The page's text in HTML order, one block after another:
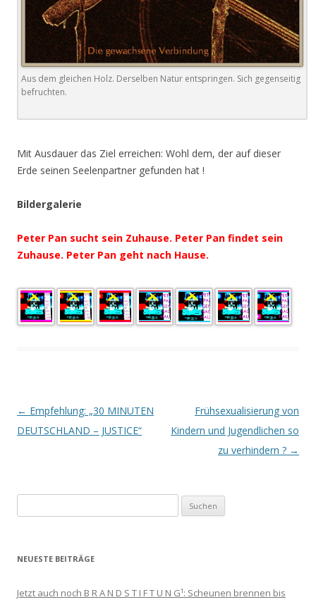
Aus dem gleichen Holz. Derselben Natur entspringen. Sich gegenseitig
befruchten.
Mit Ausdauer das Ziel erreichen: Wohl dem, der auf dieser
Erde seinen Seelenpartner gefunden hat !
Bildergalerie
Peter Pan sucht sein Zuhause. Peter Pan findet sein
Zuhause. Peter Pan geht nach Hause.
Beitrags-
Navigation
← Empfehlung: „30 MINUTEN
DEUTSCHLAND – JUSTICE“
Frühsexualisierung von
Kindern und Jugendlichen so
zu verhindern ? →
nach:
NEUESTE BEITRÄGE
Jetzt auch noch B R A N D S T I F T U N G¹: Scheunen brennen bis